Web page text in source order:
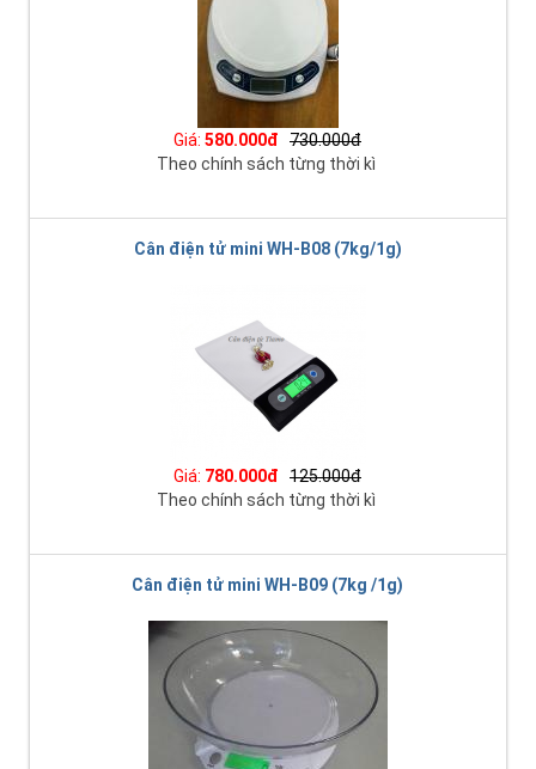
Giá: 580.000đ
730.000đ
Theo chính sách từng thời kì
Cân điện tử mini WH-B08 (7kg/1g)
Giá: 780.000đ
125.000đ
Theo chính sách từng thời kì
Cân điện tử mini WH-B09 (7kg /1g)